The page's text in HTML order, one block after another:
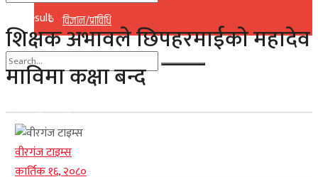
विज्ञान/प्राविधि
No Result
View All Result
No Result
View All Result
शिक्षक अभावले छिपहरमाईकाे महादेव
माविमा कक्षा बन्द
वीरगंज टाइम्स
कार्तिक १६, २०८०